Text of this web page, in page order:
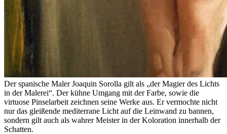
Der spanische Maler Joaquin Sorolla gilt als „der Magier des Lichts
in der Malerei“. Der kühne Umgang mit der Farbe, sowie die
virtuose Pinselarbeit zeichnen seine Werke aus. Er vermochte nicht
nur das gleißende mediterrane Licht auf die Leinwand zu bannen,
sondern gilt auch als wahrer Meister in der Koloration innerhalb der
Schatten.